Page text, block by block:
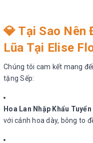
💎 Tại Sao Nên
Lũa Tại Elise
Chúng tôi cam kết mang
tặng Sếp:
Hoa Lan Nhập Khẩu Tuyển
với cánh hoa dày, bông to